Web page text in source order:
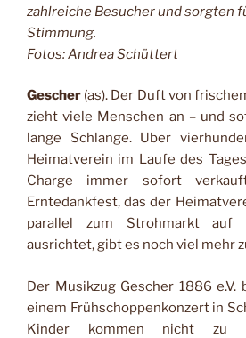
zahlreiche Besucher und sorgten
Stimmung.
Fotos: Andrea Schüttert
Gescher (as). Der Duft von
zieht viele Menschen an – und
lange Schlange. Uber
Heimatverein im Laufe des
Charge immer sofort
Erntedankfest, das der
parallel zum Strohmarkt auf
ausrichtet, gibt es noch viel mehr
Der Musikzug Gescher 1886
einem Frühschoppenkonzert in
Kinder kommen nicht zu